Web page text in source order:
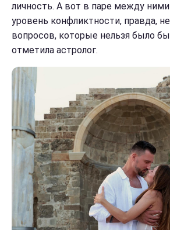
личность. А вот в паре между
уровень конфликтности, правда,
вопросов, которые нельзя было
отметила астролог.